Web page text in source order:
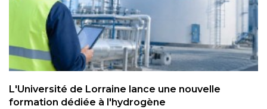
L'Université de Lorraine lance une nouvelle
formation dédiée à l'hydrogène